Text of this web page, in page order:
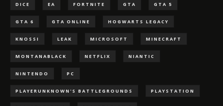
DICE EA FORTNITE GTA GTA 5
GTA 6 GTA ONLINE HOGWARTS LEGACY
KNOSSI LEAK MICROSOFT MINECRAFT
MONTANABLACK NETFLIX NIANTIC
NINTENDO PC
PLAYERUNKNOWN'S BATTLEGROUNDS PLAYSTATION